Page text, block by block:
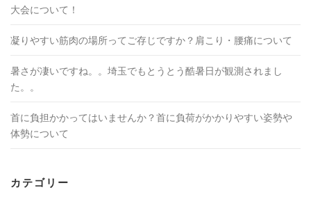
大会について！
凝りやすい筋肉の場所ってご存じですか？肩こり・腰痛について
暑さが凄いですね。。埼玉でもとうとう酷暑日が観測されまし
た。。
首に負担かかってはいませんか？首に負荷がかかりやすい姿勢や
体勢について
カテゴリー